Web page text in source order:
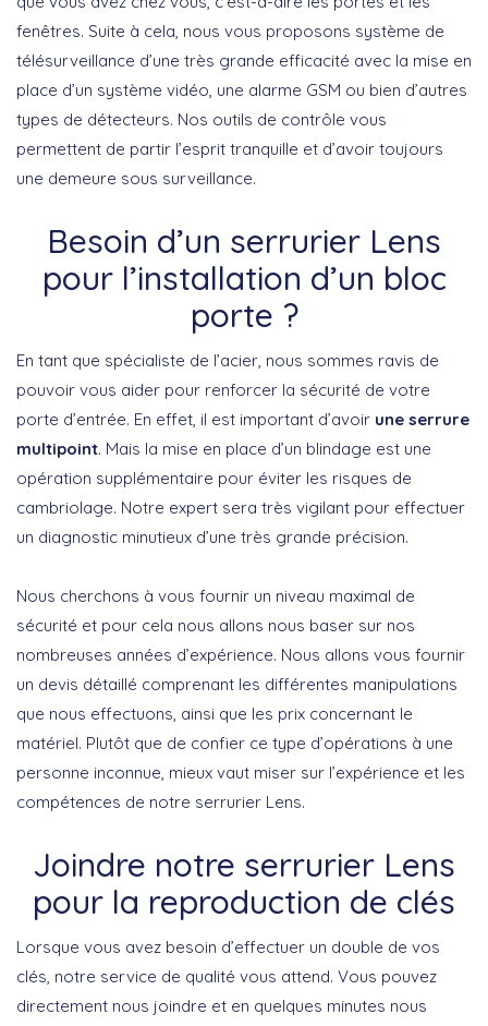
fenêtres. Suite à cela, nous vous proposons système de
télésurveillance d’une très grande efficacité avec la mise en
place d’un système vidéo, une alarme GSM ou bien d’autres
types de détecteurs. Nos outils de contrôle vous
permettent de partir l’esprit tranquille et d’avoir toujours
une demeure sous surveillance.
Besoin d’un serrurier Lens
pour l’installation d’un bloc
porte ?
En tant que spécialiste de l’acier, nous sommes ravis de
pouvoir vous aider pour renforcer la sécurité de votre
porte d’entrée. En effet, il est important d’avoir une serrure
multipoint. Mais la mise en place d’un blindage est une
opération supplémentaire pour éviter les risques de
cambriolage. Notre expert sera très vigilant pour effectuer
un diagnostic minutieux d’une très grande précision.
Nous cherchons à vous fournir un niveau maximal de
sécurité et pour cela nous allons nous baser sur nos
nombreuses années d’expérience. Nous allons vous fournir
un devis détaillé comprenant les différentes manipulations
que nous effectuons, ainsi que les prix concernant le
matériel. Plutôt que de confier ce type d’opérations à une
personne inconnue, mieux vaut miser sur l’expérience et les
compétences de notre serrurier Lens.
Joindre notre serrurier Lens
pour la reproduction de clés
Lorsque vous avez besoin d’effectuer un double de vos
clés, notre service de qualité vous attend. Vous pouvez
directement nous joindre et en quelques minutes nous